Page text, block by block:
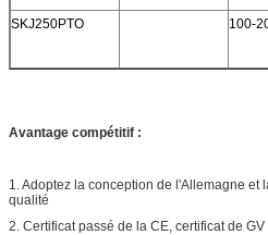
SKJ250PTO 100-
Avantage compétitif :
1. Adoptez la conception de l'Allemagne et
qualité
2. Certificat passé de la CE, certificat de GV